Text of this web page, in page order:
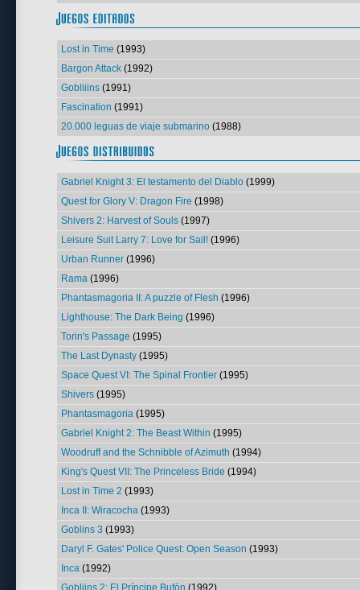
Lost in Time (1993)
Bargon Attack (1992)
Gobliiins (1991)
Fascination (1991)
20.000 leguas de viaje submarino (1988)
Gabriel Knight 3: El testamento del Diablo (1999)
Quest for Glory V: Dragon Fire (1998)
Shivers 2: Harvest of Souls (1997)
Leisure Suit Larry 7: Love for Sail! (1996)
Urban Runner (1996)
Rama (1996)
Phantasmagoria II: A puzzle of Flesh (1996)
Lighthouse: The Dark Being (1996)
Torin's Passage (1995)
The Last Dynasty (1995)
Space Quest VI: The Spinal Frontier (1995)
Shivers (1995)
Phantasmagoria (1995)
Gabriel Knight 2: The Beast Within (1995)
Woodruff and the Schnibble of Azimuth (1994)
King's Quest VII: The Princeless Bride (1994)
Lost in Time 2 (1993)
Inca II: Wiracocha (1993)
Goblins 3 (1993)
Daryl F. Gates' Police Quest: Open Season (1993)
Inca (1992)
Gobliins 2: El Príncipe Bufón (1992)